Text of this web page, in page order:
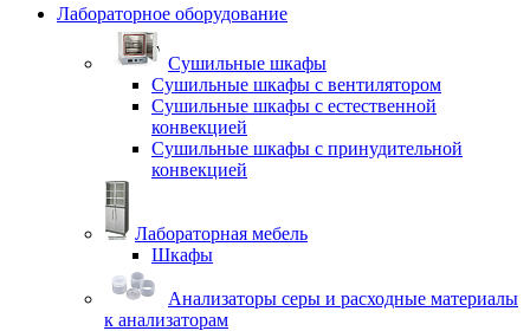
Лабораторное оборудование
Cушильные шкафы
Сушильные шкафы с вентилятором
Сушильные шкафы с естественной
конвекцией
Сушильные шкафы с принудительной
конвекцией
Лабораторная мебель
Шкафы
Анализаторы серы и расходные материалы
к анализаторам